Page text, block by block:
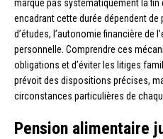
marque pas systématiquement la
encadrant cette durée dépendent
d’études, l’autonomie financière de
personnelle. Comprendre ces
obligations et d’éviter les litiges
prévoit des dispositions précises,
circonstances particulières de
Pension alimentaire